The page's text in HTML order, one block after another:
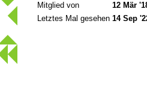
Mitglied von
12 Mär
Letztes Mal gesehen 14 Sep